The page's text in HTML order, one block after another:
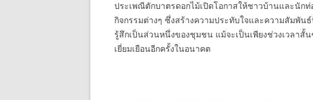
ประเพณีตักบาตรดอกไม้เปิดโอกาสให้ชาวบ้านและนัก
กิจกรรมต่างๆ ซึ่งสร้างความประทับใจและความสัมพัน
รู้สึกเป็นส่วนหนึ่งของชุมชน แม้จะเป็นเพียงช่วงเวลา
เยี่ยมเยือนอีกครั้งในอนาคต